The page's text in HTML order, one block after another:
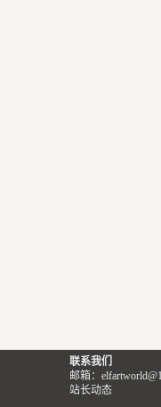
联系我们
邮箱：
站长动态